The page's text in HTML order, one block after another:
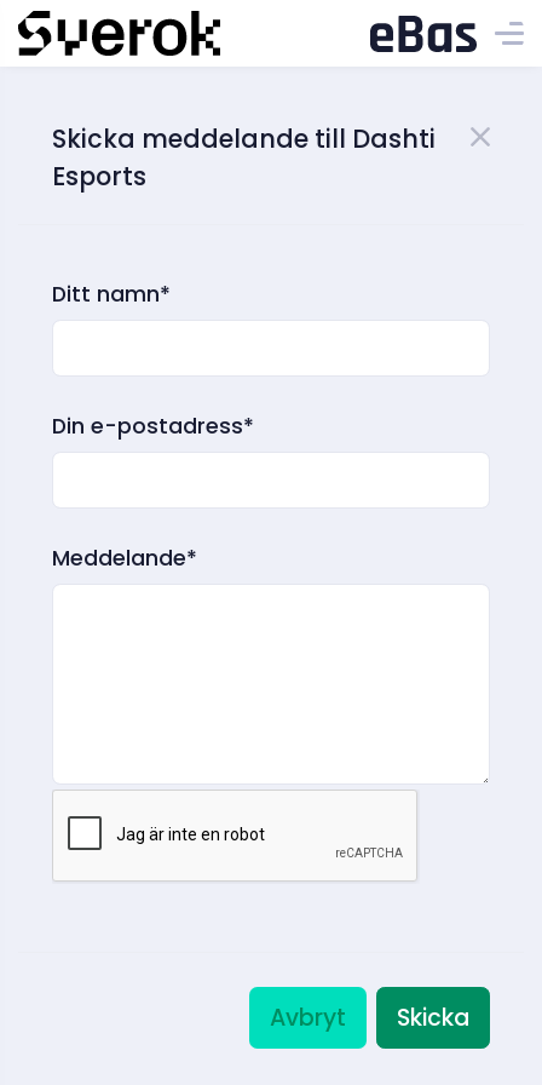
Skicka meddelande till Dashti
Esports
Ditt namn*
Din e-postadress*
Meddelande*
Avbryt